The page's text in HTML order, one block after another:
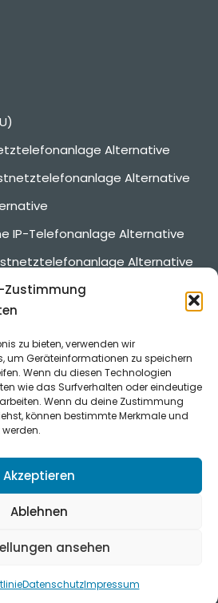
Zustimmung
zu bieten, verwenden wir
um Geräteinformationen zu speichern
Wenn du diesen Technologien
wie das Surfverhalten oder eindeutige
Wenn du deine Zustimmung
können bestimmte Merkmale und
Akzeptieren
Ablehnen
ansehen
DatenschutzImpressum
Alternative
Alternative
IP-Telefonanlage Alternative
Alternative
Alternative
Zu den Referenzen.